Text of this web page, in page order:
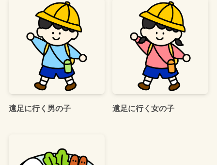
遠足に行く男の子 遠足に行く女の子